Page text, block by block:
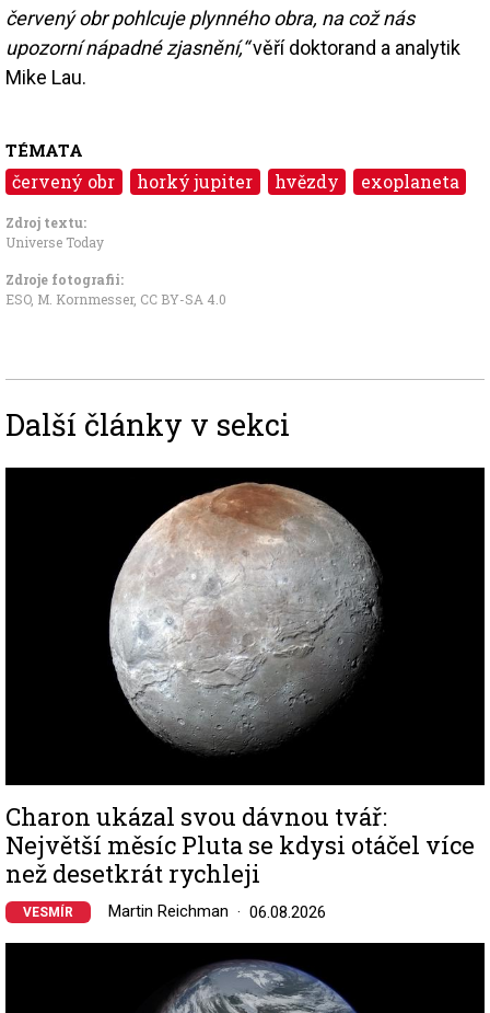
červený obr pohlcuje plynného obra, na což nás
upozorní nápadné zjasnění,“věří doktorand a analytik
Mike Lau.
TÉMATA
červený obr horký jupiter hvězdy exoplaneta
Zdroj textu:
Universe Today
Zdroje fotografii:
ESO, M. Kornmesser, CC BY-SA 4.0
Další články v sekci
Charon ukázal svou dávnou tvář:
Největší měsíc Pluta se kdysi otáčel více
než desetkrát rychleji
VESMÍR Martin Reichman 06.08.2026